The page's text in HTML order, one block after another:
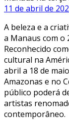
11 de abril de
A beleza e a
a Manaus com o
Reconhecido
cultural na
abril a 18 de
Amazonas e no
público poderá
artistas
contemporâneo.